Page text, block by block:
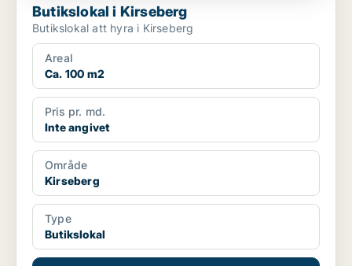
Butikslokal i Kirseberg
Butikslokal att hyra i Kirseberg
Areal
Ca. 100 m2
Pris pr. md.
Inte angivet
Område
Kirseberg
Type
Butikslokal